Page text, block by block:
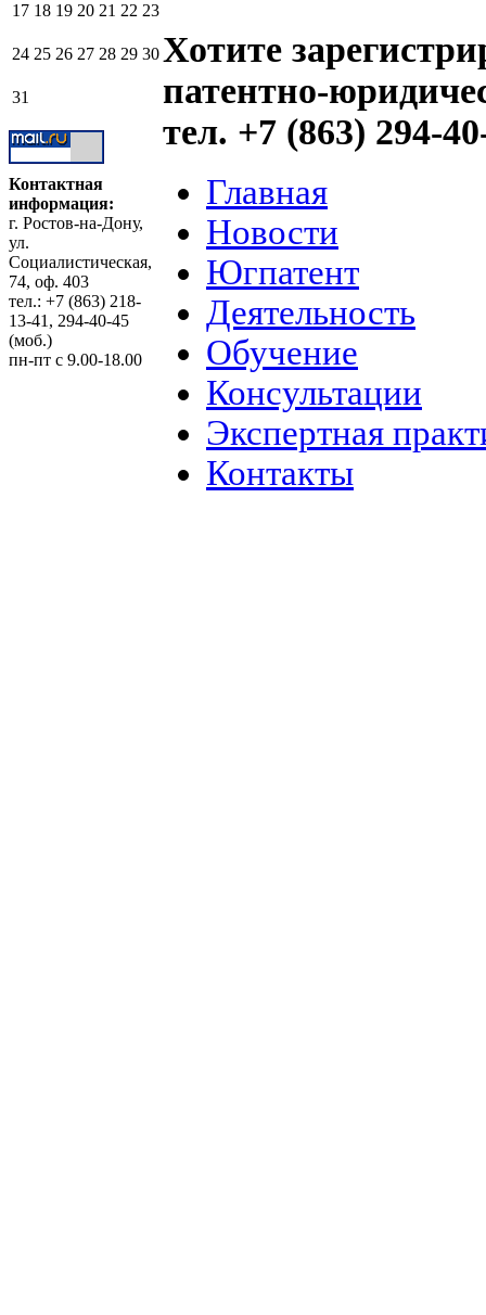
17 18 19 20 21 22 23
24 25 26 27 28 29 30
31
Контактная
информация:
г. Ростов-на-Дону,
ул.
Социалистическая,
74, оф. 403
тел.: +7 (863) 218-
13-41, 294-40-45
(моб.)
пн-пт с 9.00-18.00
Хотите
патентно-
тел. +7 (863) 294-
Главная
Новости
Югпатент
Деятельность
Обучение
Консультации
Экспертная
Контакты